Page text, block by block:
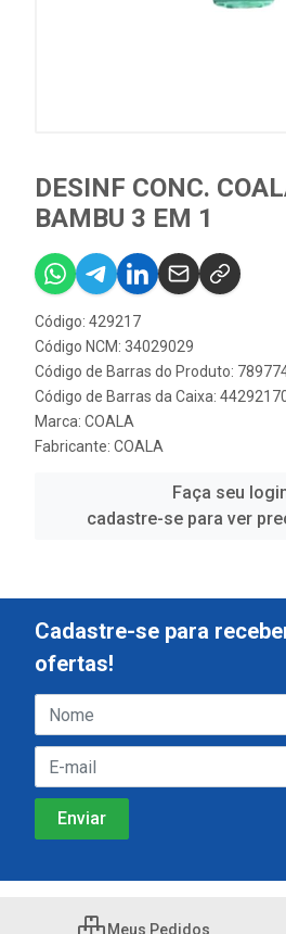
DESINF CONC.
BAMBU 3 EM 1
Código: 429217
Código NCM: 34029029
Código de Barras do Produto:
Código de Barras da Caixa:
Marca: COALA
Fabricante: COALA
Faça seu
cadastre-se para ver
Cadastre-se para
ofertas!
Meus Pedidos